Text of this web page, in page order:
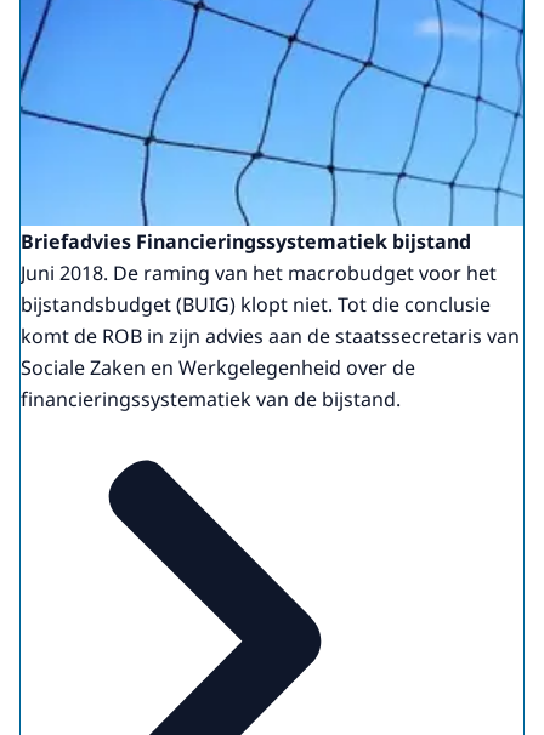
Briefadvies Financieringssystematiek bijstand
Juni 2018. De raming van het macrobudget voor het
bijstandsbudget (BUIG) klopt niet. Tot die conclusie
komt de ROB in zijn advies aan de staatssecretaris van
Sociale Zaken en Werkgelegenheid over de
financieringssystematiek van de bijstand.